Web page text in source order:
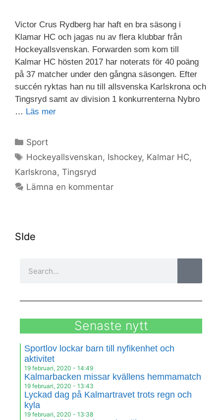
Victor Crus Rydberg har haft en bra säsong i
Klamar HC och jagas nu av flera klubbar från
Hockeyallsvenskan. Forwarden som kom till
Kalmar HC hösten 2017 har noterats för 40 poäng
på 37 matcher under den gångna säsongen. Efter
succén ryktas han nu till allsvenska Karlskrona och
Tingsryd samt av division 1 konkurrenterna Nybro
… Läs mer
Sport
Hockeyallsvenskan, Ishockey, Kalmar HC,
Karlskrona, Tingsryd
Lämna en kommentar
SIde
Senaste nytt
Sportlov lockar barn till nyfikenhet och
aktivitet
19 februari, 2020 14:49
Kalmarbacken missar kvällens hemmamatch
19 februari, 2020 13:43
Lyckad dag på Kalmartravet trots regn och
kyla
19 februari, 2020 13:38